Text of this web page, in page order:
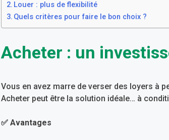
Louer : plus de flexibilité
Quels critères pour faire le bon choix ?
Acheter : un
Vous en avez marre de verser des loyers à
Acheter peut être la solution idéale… à
✅ Avantages